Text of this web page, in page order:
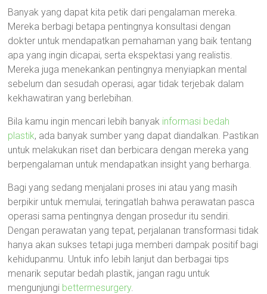
Banyak yang dapat kita petik dari pengalaman mereka.
Mereka berbagi betapa pentingnya konsultasi dengan
dokter untuk mendapatkan pemahaman yang baik tentang
apa yang ingin dicapai, serta ekspektasi yang realistis.
Mereka juga menekankan pentingnya menyiapkan mental
sebelum dan sesudah operasi, agar tidak terjebak dalam
kekhawatiran yang berlebihan.
Bila kamu ingin mencari lebih banyak informasi bedah
plastik, ada banyak sumber yang dapat diandalkan. Pastikan
untuk melakukan riset dan berbicara dengan mereka yang
berpengalaman untuk mendapatkan insight yang berharga.
Bagi yang sedang menjalani proses ini atau yang masih
berpikir untuk memulai, teringatlah bahwa perawatan pasca
operasi sama pentingnya dengan prosedur itu sendiri.
Dengan perawatan yang tepat, perjalanan transformasi tidak
hanya akan sukses tetapi juga memberi dampak positif bagi
kehidupanmu. Untuk info lebih lanjut dan berbagai tips
menarik seputar bedah plastik, jangan ragu untuk
mengunjungi bettermesurgery.